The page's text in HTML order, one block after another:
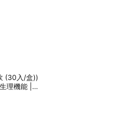
(30入/盒))
理機能 |